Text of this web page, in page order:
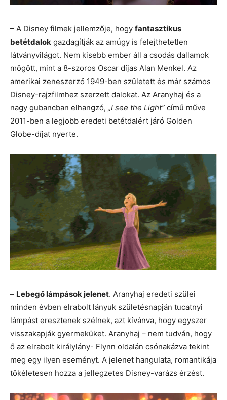
– A Disney filmek jellemzője, hogy fantasztikus
betétdalok gazdagítják az amúgy is felejthetetlen
látványvilágot. Nem kisebb ember áll a csodás dallamok
mögött, mint a 8-szoros Oscar díjas Alan Menkel. Az
amerikai zeneszerző 1949-ben született és már számos
Disney-rajzfilmhez szerzett dalokat. Az Aranyhaj és a
nagy gubancban elhangzó, „I see the Light” című műve
2011-ben a legjobb eredeti betétdalért járó Golden
Globe-díjat nyerte.
– Lebegő lámpások jelenet. Aranyhaj eredeti szülei
minden évben elrabolt lányuk születésnapján tucatnyi
lámpást eresztenek szélnek, azt kívánva, hogy egyszer
visszakapják gyermeküket. Aranyhaj – nem tudván, hogy
ő az elrabolt királylány- Flynn oldalán csónakázva tekint
meg egy ilyen eseményt. A jelenet hangulata, romantikája
tökéletesen hozza a jellegzetes Disney-varázs érzést.